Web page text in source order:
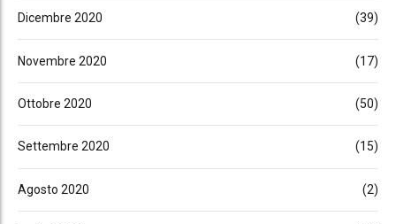
Dicembre 2020 (39)
Novembre 2020 (17)
Ottobre 2020 (50)
Settembre 2020 (15)
Agosto 2020 (2)